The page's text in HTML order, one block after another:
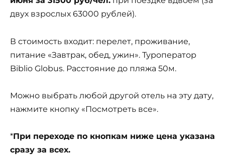
двух взрослых 63000 рублей).
В стоимость входит: перелет, проживание,
питание «Завтрак, обед, ужин». Туроператор
Biblio Globus. Расстояние до пляжа 50м.
Можно выбрать любой другой отель на эту дату,
нажмите кнопку «Посмотреть все».
*При переходе по кнопкам ниже цена указана
сразу за всех.